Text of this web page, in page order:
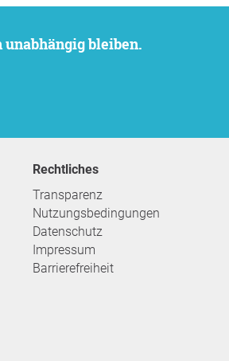
bleiben.
Rechtliches
Transparenz
Nutzungsbedingungen
Datenschutz
Impressum
Barrierefreiheit